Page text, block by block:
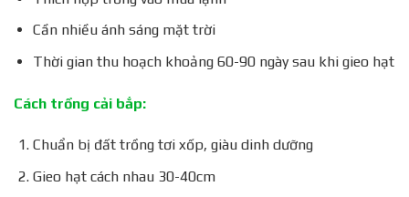
Cần nhiều ánh sáng mặt trời
Thời gian thu hoạch khoảng 60-90 ngày sau khi gieo hạt
Cách trồng cải bắp:
Chuẩn bị đất trồng tơi xốp, giàu dinh dưỡng
Gieo hạt cách nhau 30-40cm